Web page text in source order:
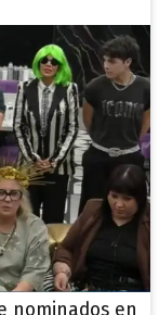
nominados en